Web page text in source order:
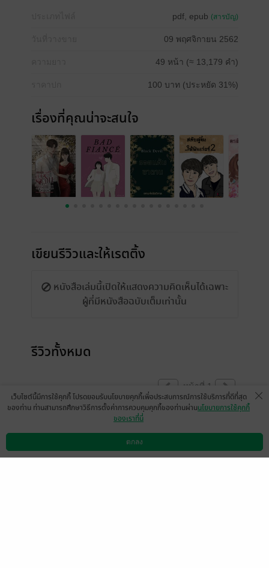
pdf, epub (สารบัญ)
09 พฤศจิกายน 2562
49 หน้า (≈ 13,179 คำ)
100 บาท (ประหยัด 31%)
เรื่องที่คุณน่าจะสนใจ
เขียนรีวิวและให้เรตติ้ง
หนังสือเล่มนี้เปิดให้แสดงความคิดเห็นได้เฉพาะ
ผู้ที่มีหนังสือฉบับเต็มเท่านั้น
รีวิวทั้งหมด
หน้าที่ 1
ขณะนี้แสดงความคิดเห็นได้เฉพาะผู้ที่มีหนังสือ
ฉบับเต็มเท่านั้น
ดาวน์โหลดแอป วิธีการใช้งาน ติดต่อเรา
เว็บไซต์นี้มีการใช้คุกกี้ โปรดยอมรับนโยบายคุกกี้เพื่อประสบการณ์การใช้บริการที่ดีที่สุด
ของท่าน ท่านสามารถศึกษาวิธีการตั้งค่าการควบคุมคุกกี้ของท่านผ่านนโยบายการใช้คุกกี้
ของเราที่นี่
ตกลง